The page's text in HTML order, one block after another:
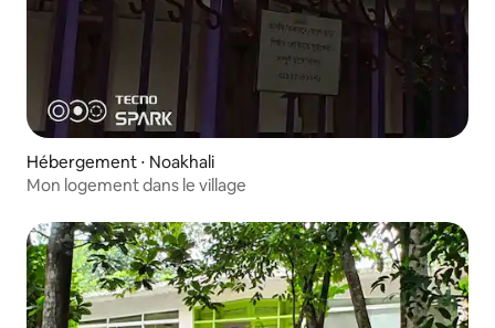
Hébergement ⋅ Noakhali
Mon logement dans le village